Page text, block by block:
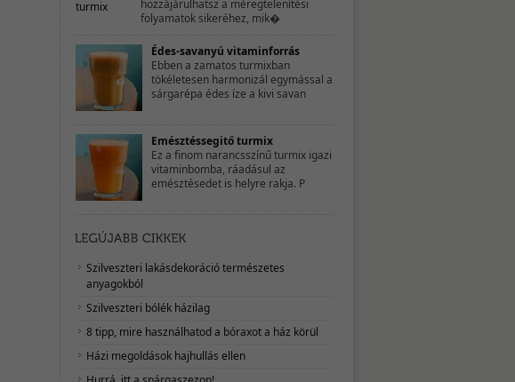
hozzájárulhatsz a méregtelenítési
folyamatok sikeréhez, mik�
Édes-savanyú vitaminforrás
Ebben a zamatos turmixban
tökéletesen harmonizál egymással a
sárgarépa édes íze a kivi savan
Emésztéssegitő turmix
Ez a finom narancsszínű turmix igazi
vitaminbomba, ráadásul az
emésztésedet is helyre rakja. P
Szilveszteri lakásdekoráció természetes
anyagokból
Szilveszteri bólék házilag
8 tipp, mire használhatod a bóraxot a ház körül
Házi megoldások hajhullás ellen